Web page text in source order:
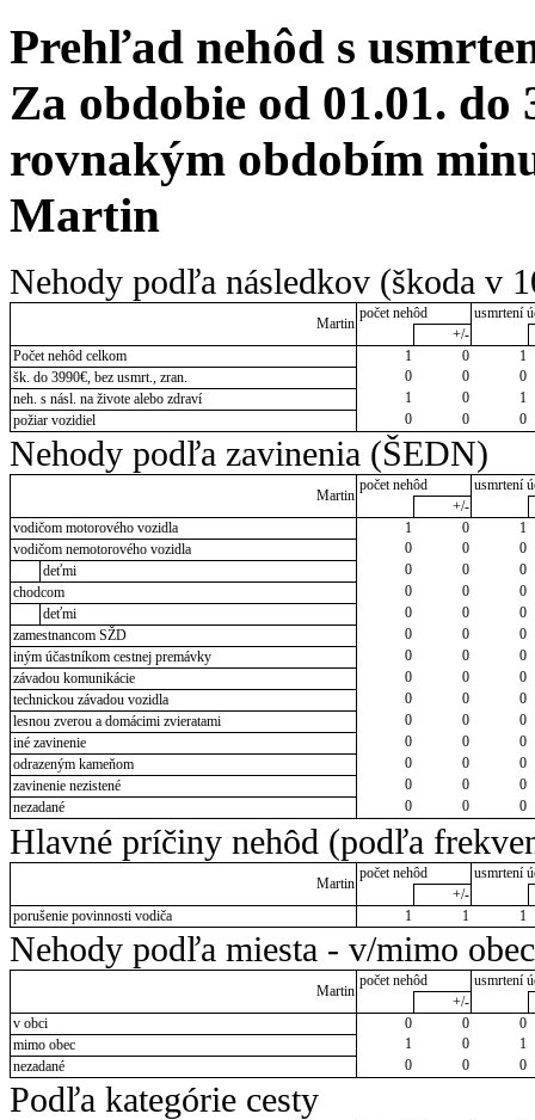
Prehľad nehôd s
Za obdobie od 01.01. do
rovnakým obdobím
Martin
Nehody podľa následkov (škoda v
Martin
počet nehôd
usmrtení
+/-
Počet nehôd celkom
1 0
1
šk. do 3990€, bez usmrt., zran.
0 0
0
neh. s násl. na živote alebo zdraví
1 0
1
požiar vozidiel
0 0 0
Nehody podľa zavinenia (ŠEDN)
Martin
počet nehôd
usmrtení
+/-
vodičom motorového vozidla
1 0
1
vodičom nemotorového vozidla
0 0
0
deťmi
0 0
0
chodcom
0 0
0
deťmi
0 0
0
zamestnancom SŽD
0 0
0
iným účastníkom cestnej premávky
0 0
0
závadou komunikácie
0 0
0
technickou závadou vozidla
0 0
0
lesnou zverou a domácimi zvieratami
0 0
0
iné zavinenie
0 0
0
odrazeným kameňom
0 0
0
zavinenie nezistené
0 0
0
nezadané
0 0 0
Hlavné príčiny nehôd (podľa
Martin
počet nehôd
usmrtení
+/-
porušenie povinnosti vodiča
1 1 1
Nehody podľa miesta - v/mimo obec
Martin
počet nehôd
usmrtení
+/-
v obci
0 0
0
mimo obec
1 0
1
nezadané
0 0 0
Podľa kategórie cesty